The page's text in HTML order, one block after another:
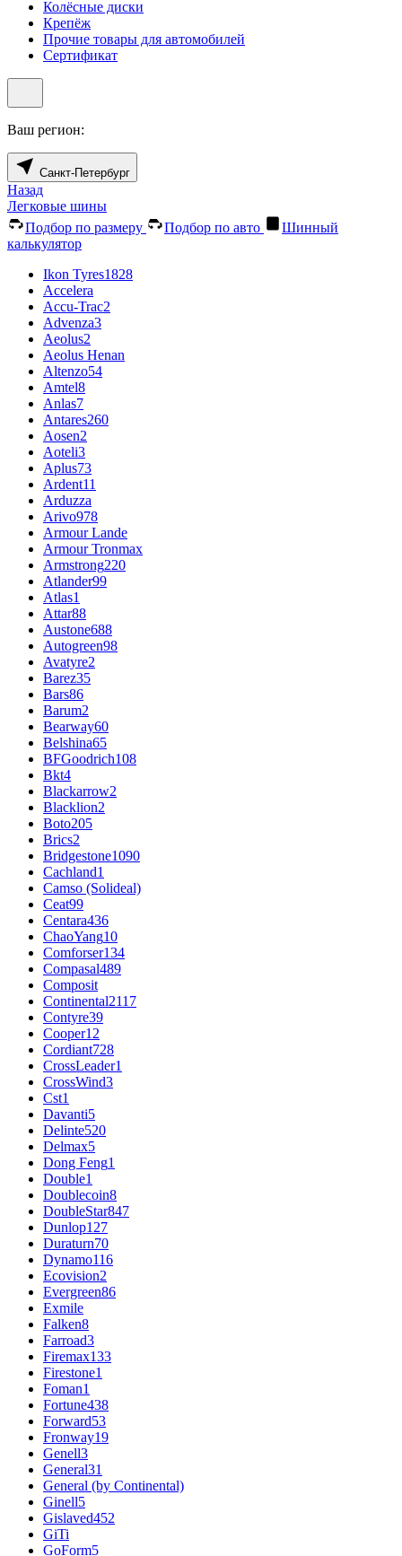
Колёсные диски
Крепёж
Прочие товары для автомобилей
Сертификат
Ваш регион:
Санкт-Петербург
Назад
Легковые шины
Подбор по размеру
Подбор по авто
Шинный
калькулятор
Ikon Tyres1828
Accelera
Accu-Trac2
Advenza3
Aeolus2
Aeolus Henan
Altenzo54
Amtel8
Anlas7
Antares260
Aosen2
Aoteli3
Aplus73
Ardent11
Arduzza
Arivo978
Armour Lande
Armour Tronmax
Armstrong220
Atlander99
Atlas1
Attar88
Austone688
Autogreen98
Avatyre2
Barez35
Bars86
Barum2
Bearway60
Belshina65
BFGoodrich108
Bkt4
Blackarrow2
Blacklion2
Boto205
Brics2
Bridgestone1090
Cachland1
Camso (Solideal)
Ceat99
Centara436
ChaoYang10
Comforser134
Compasal489
Composit
Continental2117
Contyre39
Cooper12
Cordiant728
CrossLeader1
CrossWind3
Cst1
Davanti5
Delinte520
Delmax5
Dong Feng1
Double1
Doublecoin8
DoubleStar847
Dunlop127
Duraturn70
Dynamo116
Ecovision2
Evergreen86
Exmile
Falken8
Farroad3
Firemax133
Firestone1
Foman1
Fortune438
Forward53
Fronway19
Genell3
General31
General (by Continental)
Ginell5
Gislaved452
GiTi
GoForm5